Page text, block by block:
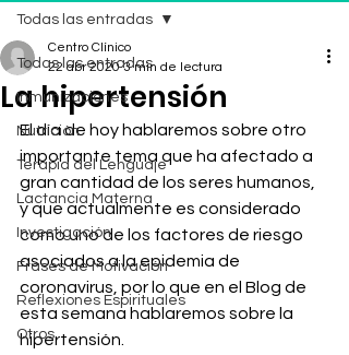
Todas las entradas
Inmunizaciones
Nutrición
Terapia del Lenguaje
Lactancia Materna
Investigación
Frases de Motivación
Reflexiones Espirituales
Otros
Todas las entradas
La hipertensión
Centro Clínico
22 abr 2020 3 min de lectura
El día de hoy hablaremos sobre otro
importante tema que ha afectado a
gran cantidad de los seres humanos,
y que actualmente es considerado
como uno de los factores de riesgo
asociados a la epidemia de
coronavirus, por lo que en el Blog de
esta semana hablaremos sobre la
hipertensión.